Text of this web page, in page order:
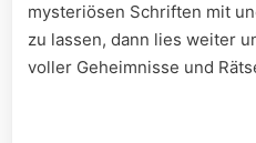
mysteriösen ‌Schriften mit
zu lassen, dann lies weiter
voller Geheimnisse und